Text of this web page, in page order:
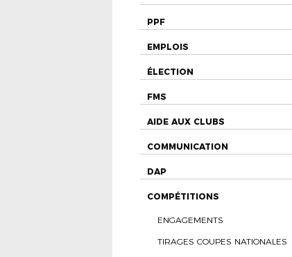
PPF
EMPLOIS
ÉLECTION
FMS
AIDE AUX CLUBS
COMMUNICATION
DAP
COMPÉTITIONS
ENGAGEMENTS
TIRAGES COUPES NATIONALES